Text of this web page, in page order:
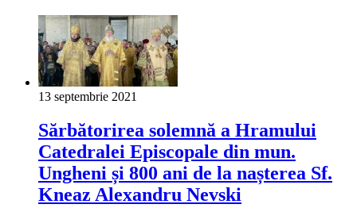
13 septembrie 2021
Sărbătorirea solemnă a Hramului
Catedralei Episcopale din mun.
Ungheni și 800 ani de la nașterea Sf.
Kneaz Alexandru Nevski